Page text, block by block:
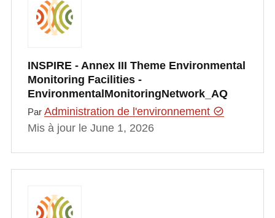
INSPIRE - Annex III Theme Environmental
Monitoring Facilities -
EnvironmentalMonitoringNetwork_AQ
Par Administration de l'environnement
Mis à jour le June 1, 2026